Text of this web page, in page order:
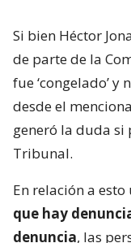
Si bien Héctor
de parte de la
fue ‘congelado’
desde el
generó la duda
Tribunal.
En relación a
que hay
denuncia, las